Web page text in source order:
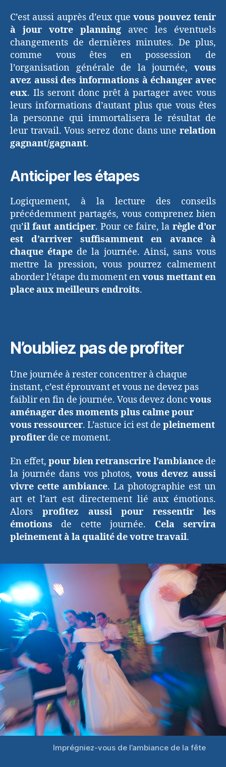
C’est aussi auprès d’eux quevous pouvez tenir
à jour votre planning avec les éventuels
changements de dernières minutes. De plus,
comme vous êtes en possession de
l’organisation générale de la journée, vous
avez aussi des informations à échanger avec
eux. Ils seront donc prêt à partager avec vous
leurs informations d’autant plus que vous êtes
la personne qui immortalisera le résultat de
leur travail. Vous serez donc dans une relation
gagnant/gagnant.
Anticiper les étapes
Logiquement, à la lecture des conseils
précédemment partagés, vous comprenez bien
qu’il faut anticiper. Pour ce faire, la règle d’or
est d’arriver suffisamment en avance à
chaque étape de la journée. Ainsi, sans vous
mettre la pression, vous pourrez calmement
aborder l’étape du moment envous mettant en
place aux meilleurs endroits.
N’oubliez pas de profiter
Une journée à rester concentrer à chaque
instant, c’est éprouvant et vous ne devez pas
faiblir en fin de journée. Vous devez donc vous
aménager des moments plus calme pour
vous ressourcer. L’astuce ici est de pleinement
profiter de ce moment.
En effet, pour bien retranscrire l’ambiancede
la journée dans vos photos, vous devez aussi
vivre cette ambiance. La photographie est un
art et l’art est directement lié aux émotions.
Alors profitez aussi pour ressentir les
émotions de cette journée. Cela servira
pleinement à la qualité de votre travail.
Imprégniez-vous de l’ambiance de la fête